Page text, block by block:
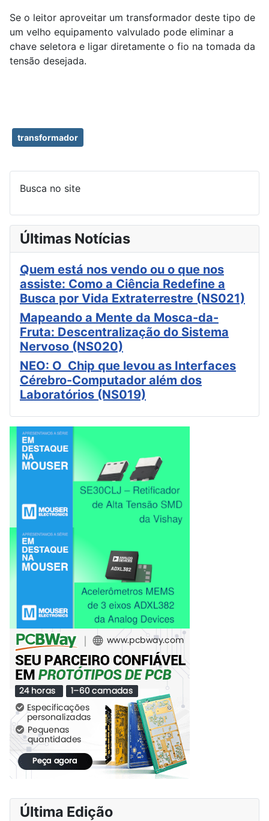
Se o leitor aproveitar um transformador deste tipo de
um velho equipamento valvulado pode eliminar a
chave seletora e ligar diretamente o fio na tomada da
tensão desejada.
transformador
Busca no site
Últimas Notícias
Quem está nos vendo ou o que nos
assiste: Como a Ciência Redefine a
Busca por Vida Extraterrestre (NS021)
Mapeando a Mente da Mosca-da-
Fruta: Descentralização do Sistema
Nervoso (NS020)
NEO: O Chip que levou as Interfaces
Cérebro-Computador além dos
Laboratórios (NS019)
Última Edição